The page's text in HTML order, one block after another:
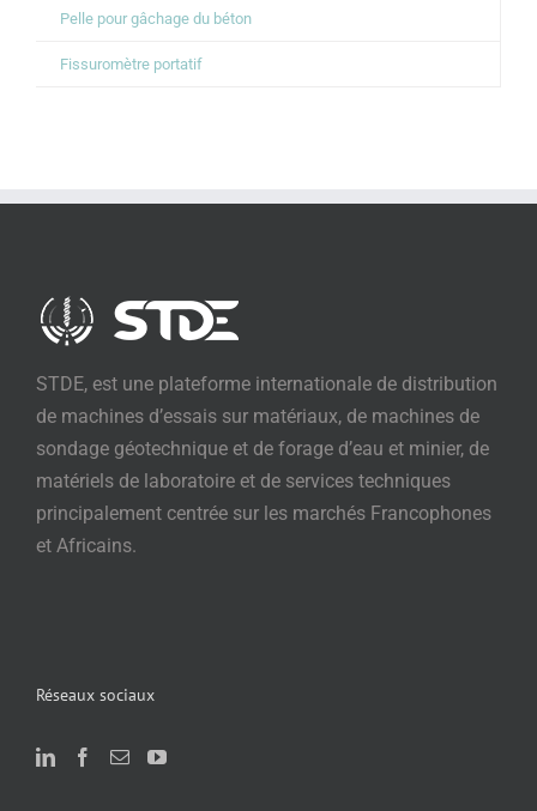
Pelle pour gâchage du béton
Fissuromètre portatif
STDE, est une plateforme internationale de distribution
de machines d’essais sur matériaux, de machines de
sondage géotechnique et de forage d’eau et minier, de
matériels de laboratoire et de services techniques
principalement centrée sur les marchés Francophones
et Africains.
Réseaux sociaux